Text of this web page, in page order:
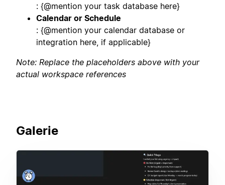
: {@mention your task database here}
Calendar or Schedule
: {@mention your calendar database or
integration here, if applicable}
Note: Replace the placeholders above with your
actual workspace references
Galerie